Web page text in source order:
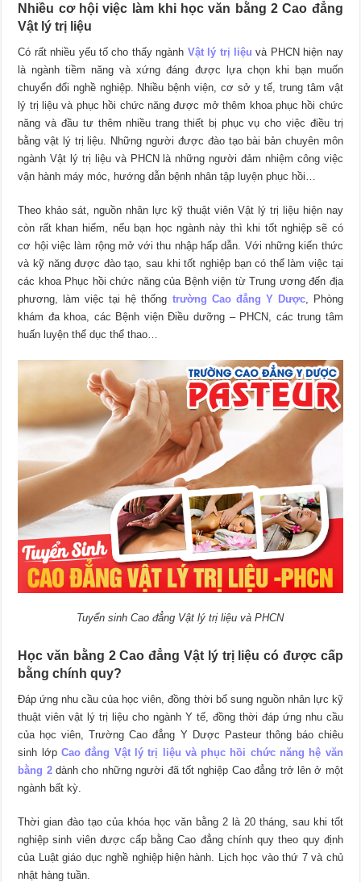
Nhiều cơ hội việc làm khi học văn bằng 2 Cao đẳng
Vật lý trị liệu
Có rất nhiều yếu tố cho thấy ngành Vật lý trị liệu và PHCN hiện nay
là ngành tiềm năng và xứng đáng được lựa chọn khi bạn muốn
chuyển đổi nghề nghiệp. Nhiều bệnh viện, cơ sở y tế, trung tâm vật
lý trị liệu và phục hồi chức năng được mở thêm khoa phục hồi chức
năng và đầu tư thêm nhiều trang thiết bị phục vụ cho việc điều trị
bằng vật lý trị liệu. Những người được đào tạo bài bản chuyên môn
ngành Vật lý trị liệu và PHCN là những người đảm nhiệm công việc
vận hành máy móc, hướng dẫn bệnh nhân tập luyện phục hồi…
Theo khảo sát, nguồn nhân lực kỹ thuật viên Vật lý trị liệu hiện nay
còn rất khan hiếm, nếu bạn học ngành này thì khi tốt nghiệp sẽ có
cơ hội việc làm rộng mở với thu nhập hấp dẫn. Với những kiến thức
và kỹ năng được đào tạo, sau khi tốt nghiệp bạn có thể làm việc tại
các khoa Phục hồi chức năng của Bệnh viện từ Trung ương đến địa
phương, làm việc tại hệ thống trường Cao đẳng Y Dược, Phòng
khám đa khoa, các Bệnh viện Điều dưỡng – PHCN, các trung tâm
huấn luyện thể dục thể thao…
Tuyển sinh Cao đẳng Vật lý trị liệu và PHCN
Học văn bằng 2 Cao đẳng Vật lý trị liệu có được cấp
bằng chính quy?
Đáp ứng nhu cầu của học viên, đồng thời bổ sung nguồn nhân lực kỹ
thuật viên vật lý trị liệu cho ngành Y tế, đồng thời đáp ứng nhu cầu
của học viên, Trường Cao đẳng Y Dược Pasteur thông báo chiêu
sinh lớp Cao đẳng Vật lý trị liệu và phục hồi chức năng hệ văn
bằng 2dành cho những người đã tốt nghiệp Cao đẳng trở lên ở một
ngành bất kỳ.
Thời gian đào tạo của khóa học văn bằng 2 là 20 tháng, sau khi tốt
nghiệp sinh viên được cấp bằng Cao đẳng chính quy theo quy định
của Luật giáo dục nghề nghiệp hiện hành. Lịch học vào thứ 7 và chủ
nhật hàng tuần.